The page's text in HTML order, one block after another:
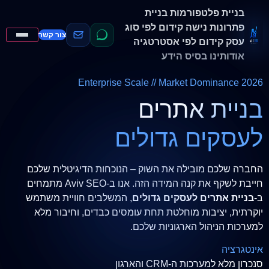
בניית פלטפורמות בניית
פתרונות נישה קידום לפי סוג
עסק קידום לפי אסטרטגיה
אודותינו בסיס הידע
צור קשר
Enterprise Scale // Market Dominance 2026
בניית אתרים
לעסקים גדולים
החברה שלכם מובילה את השוק – הנוכחות הדיגיטלית שלכם
חייבת לשקף את קנה המידה הזה. אנו ב-Aviv SEO מתמחים
ב-בניית אתרים לעסקים גדולים, המשלבים חוויית משתמש
יוקרתית, יציבות מוחלטת תחת עומסים כבדים, וחיבור מלא
למערכות הניהול הארגוניות שלכם.
אינטגרציה
סנכרון מלא למערכות ה-CRM והארגון